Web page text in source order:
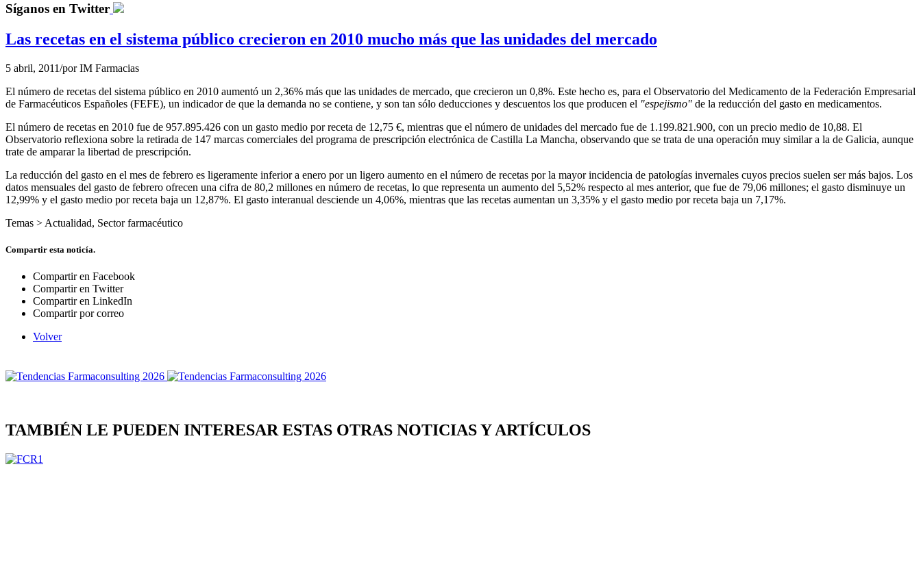
Síganos en Twitter
Las recetas en el sistema público crecieron en 2010 mucho más que las unidades del mercado
5 abril, 2011/porIM Farmacias
El número de recetas del sistema público en 2010 aumentó un 2,36% más que las unidades de mercado, que crecieron un 0,8%. Este hecho es, para el Observatorio del Medicamento de la Federación Empresarial
de Farmacéuticos Españoles (FEFE), un indicador de que la demanda no se contiene, y son tan sólo deducciones y descuentos los que producen el "espejismo" de la reducción del gasto en medicamentos.
El número de recetas en 2010 fue de 957.895.426 con un gasto medio por receta de 12,75 €, mientras que el número de unidades del mercado fue de 1.199.821.900, con un precio medio de 10,88. El
Observatorio reflexiona sobre la retirada de 147 marcas comerciales del programa de prescripción electrónica de Castilla La Mancha, observando que se trata de una operación muy similar a la de Galicia, aunque
trate de amparar la libertad de prescripción.
La reducción del gasto en el mes de febrero es ligeramente inferior a enero por un ligero aumento en el número de recetas por la mayor incidencia de patologías invernales cuyos precios suelen ser más bajos. Los
datos mensuales del gasto de febrero ofrecen una cifra de 80,2 millones en número de recetas, lo que representa un aumento del 5,52% respecto al mes anterior, que fue de 79,06 millones; el gasto disminuye un
12,99% y el gasto medio por receta baja un 12,87%. El gasto interanual desciende un 4,06%, mientras que las recetas aumentan un 3,35% y el gasto medio por receta baja un 7,17%.
Temas > Actualidad, Sector farmacéutico
Compartir esta noticía.
Compartir en Facebook
Compartir en Twitter
Compartir en LinkedIn
Compartir por correo
Volver
TAMBIÉN LE PUEDEN INTERESAR ESTAS OTRAS NOTICIAS Y ARTÍCULOS